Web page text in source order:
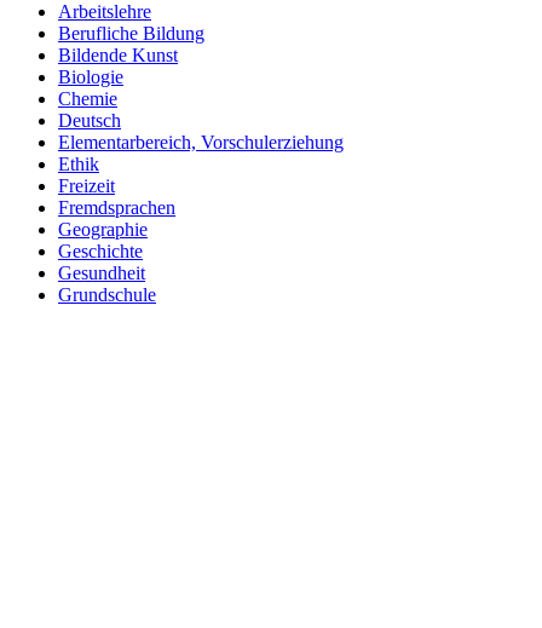
Arbeitslehre
Berufliche Bildung
Bildende Kunst
Biologie
Chemie
Deutsch
Elementarbereich, Vorschulerziehung
Ethik
Freizeit
Fremdsprachen
Geographie
Geschichte
Gesundheit
Grundschule